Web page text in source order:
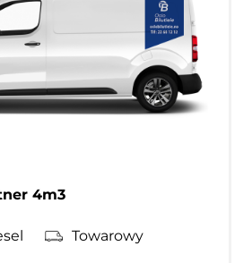
4m3
Towarowy